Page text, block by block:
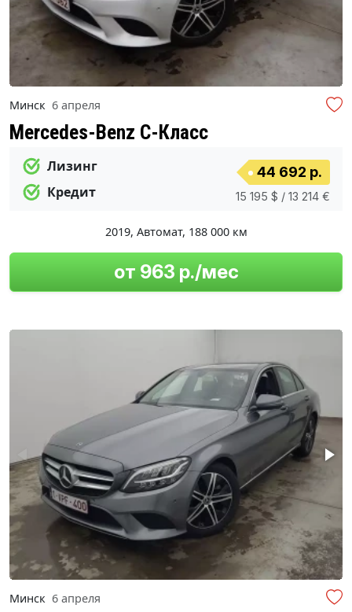
Минск 6 апреля
Mercedes-Benz C-Класс
Лизинг
Кредит
44 692 р.
15 195 $ / 13 214 €
2019, Автомат, 188 000 км
от 963 р./мес
Минск 6 апреля